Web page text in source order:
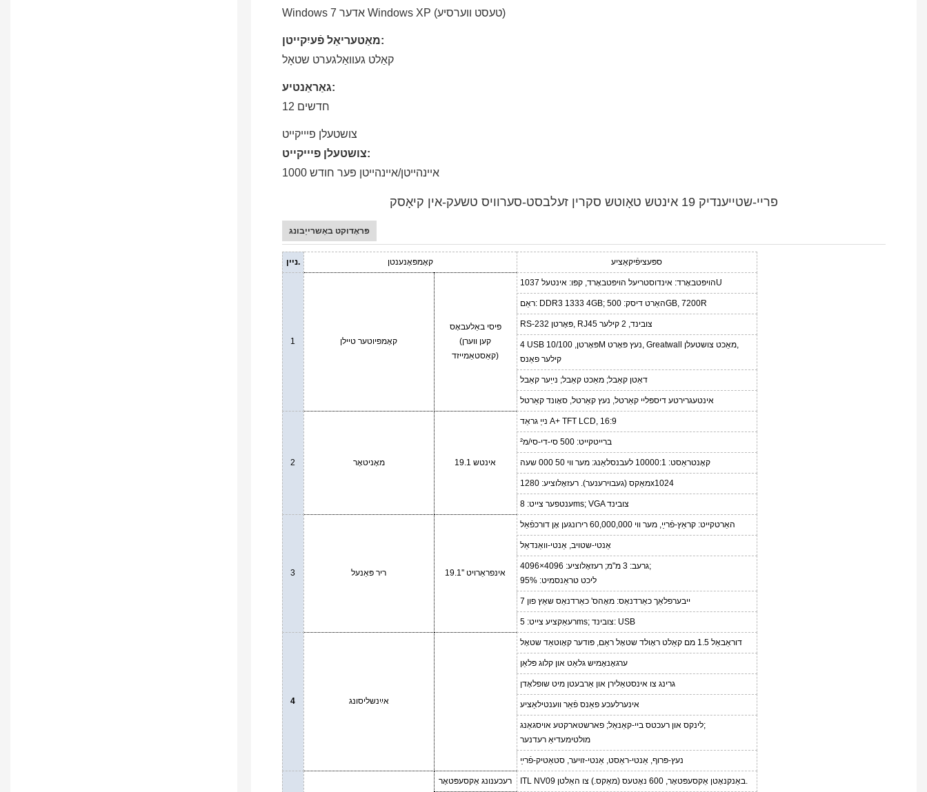
Windows 7 אדער Windows XP (טעסט ווערסיע)
מאַטעריאַל פֿעיִקייטן:
קאַלט געוואַלגערט שטאָל
גאַראַנטיע:
12 חדשים
צושטעלן פיייקייט
צושטעלן פיייקייט:
1000 איינהייטן/איינהייטן פּער חודש
פריי-שטייענדיק 19 אינטש טאָוטש סקרין זעלבסט-סערוויס טשעק-אין קיאָסק
פּראָדוקט באַשרייַבונג
ניין. קאָמפּאָנענטן ספּעציפֿיקאַציע
1 קאָמפּיוטער טיילן
פּיסי באַלעבאָס
(קען ווערן
קאַסטאַמייזד)
הויפּטבאָרד: אינדוסטריעל הויפּטבאָרד, קפּו: אינטעל 1037U
ראַם: DDR3 1333 4GB; האַרט דיסק: 500GB, 7200R
RS-232 פּאָרטן, RJ45 צובינד, 2 קילער
4 USB פּאָרטן, 10/100M נעץ פּאָרט, Greatwall מאַכט צושטעלן,
קילער פאַנס
דאַטן קאַבל; מאַכט קאַבל; נייַער קאַבל
אינטעגרירטע דיספּליי קאַרטל, נעץ קאַרטל, סאָונד קאַרטל
2 מאָניטאָר 19.1 אינטש
נייַ גראַד A+ TFT LCD, 16:9
ברייטקייט: 500 סי-די-סי/מ²
קאָנטראַסט: 10000:1 לעבנסלאַנג: מער ווי 50 000 שעה
מאַקס (געבוירענער). רעזאָלוציע: 1280x1024
ענטפער צייט: 8ms; VGA צובינד
3 ריר פּאַנעל 19.1'' אינפראַרויט
האַרטקייט: קראַץ-פֿרײַ, מער ווי 60,000,000 רירונגען אָן דורכפֿאַל
אַנטי-שטויב, אַנטי-וואַנדאַל
גרעב: 3 מ"מ; רעזאָלוציע: 4096×4096;
ליכט טראַנסמיט: 95%
ייבערפלאַך כאַרדנאַס: מאָהס' כאַרדנאַס שאַץ פון 7
רעאַקציע צייט: 5ms; צובינד: USB
4 אײַנשליסונג
דוראַבאַל 1.5 מם קאַלט ראָולד שטאָל ראַם, פּודער קאָוטאַד שטאָל
ערגאָנאָמיש גלאַט און קלוג פּלאַן
גרינג צו אינסטאַלירן און אַרבעטן מיט שופלאָדן
אינערלעכע פאַנס פֿאַר ווענטילאַציע
לינקס און רעכטס ביי-קאַנאַל; פארשטארקטע אויסגאַנג;
מולטימעדיאַ רעדנער
נעץ-פּרוף, אַנטי-ראַסט, אַנטי-זויער, סטאַטיק-פֿרײַ
רעכענונג אַקסעפּטאָר ITL NV09 באַנקנאָטן אַקסעפּטאָר, 600 נאָטעס (מאַקס.) צו האַלטן.